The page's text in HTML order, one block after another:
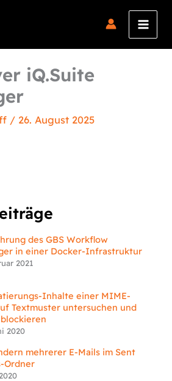
iQ.Suite
/ 26. August 2025
des GBS Workflow
in einer Docker-Infrastruktur
2021
Inhalte einer MIME-
Textmuster untersuchen und
2020
mehrerer E-Mails im Sent
Ordner